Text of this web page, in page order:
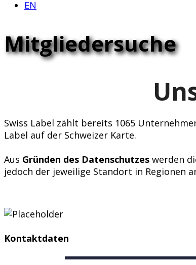
EN
Mitgliedersuche
Swiss Label zählt bereits 1065
Label auf der Schweizer Karte.
Aus Gründen des Datenschutzes werden
jedoch der jeweilige Standort in Regionen
Kontaktdaten